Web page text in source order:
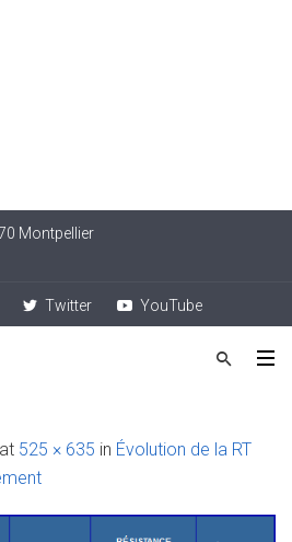
Montpellier
Twitter YouTube
at 525 × 635 in Évolution de la RT